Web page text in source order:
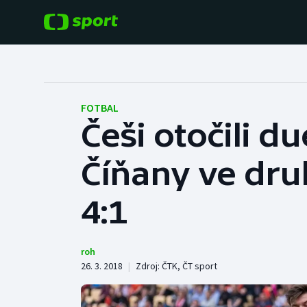
Hokej
Tenis
Atletika
Baseball a softbal
Basketbal
FOTBAL
Češi otočili
Číňany ve
4:1
roh
26. 3. 2018 | Zdroj: ČTK, ČT sport